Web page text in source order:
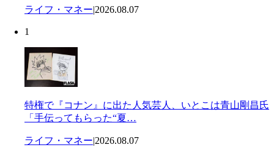
ライフ・マネー|2026.08.07
1
特権で『コナン』に出た人気芸人、いとこは青山剛昌氏
「手伝ってもらった“夏…
ライフ・マネー|2026.08.07